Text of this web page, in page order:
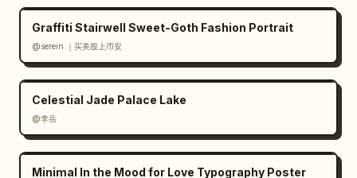
Graffiti Stairwell Sweet-Goth Fashion Portrait
@serein ｜买美股上币安
Celestial Jade Palace Lake
@李岳
Minimal In the Mood for Love Typography Poster